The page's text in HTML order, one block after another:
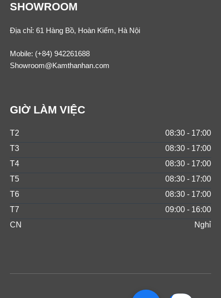
SHOWROOM
Địa chỉ: 61 Hàng Bồ, Hoàn Kiếm, Hà Nội
Mobile: (+84) 942261688
Showroom@Kamthanhan.com
GIỜ LÀM VIỆC
T2
08:30 - 17:00
T3
08:30 - 17:00
T4
08:30 - 17:00
T5
08:30 - 17:00
T6
08:30 - 17:00
T7
09:00 - 16:00
CN
Nghỉ